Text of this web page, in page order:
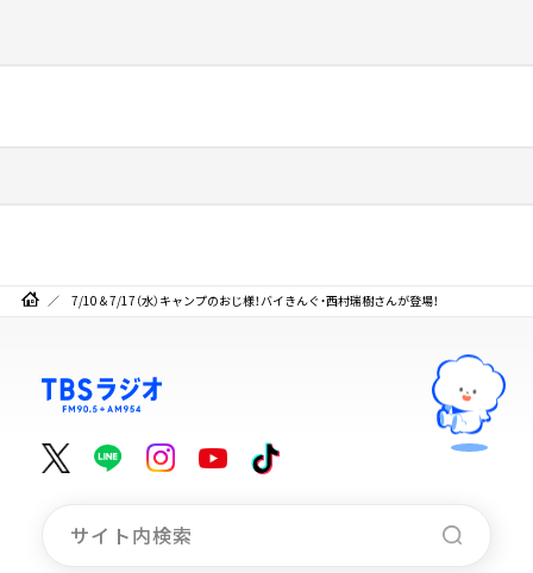
7/10＆7/17（水）キャンプのおじ様！バイきんぐ・西村瑞樹さんが登場！